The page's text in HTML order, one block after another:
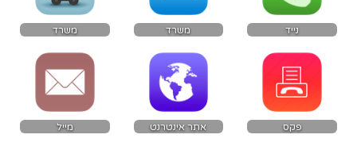
נייד משרד משרד
פקס אתר אינטרנט מייל